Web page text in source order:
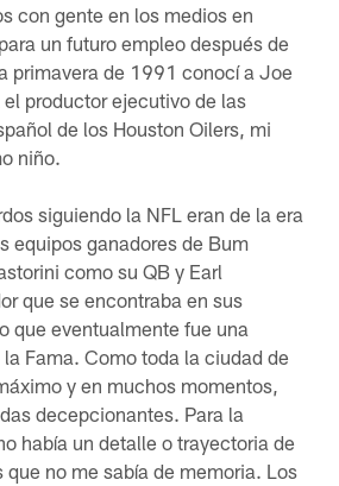
con gente en los medios en
un futuro empleo después de
primavera de 1991 conocí a Joe
productor ejecutivo de las
de los Houston Oilers, mi
niño.
siguiendo la NFL eran de la era
equipos ganadores de Bum
como su QB y Earl
que se encontraba en sus
que eventualmente fue una
Fama. Como toda la ciudad de
y en muchos momentos,
decepcionantes. Para la
había un detalle o trayectoria de
que no me sabía de memoria. Los